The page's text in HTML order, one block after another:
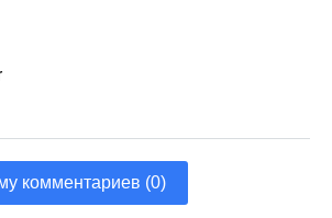
комментариев (0)